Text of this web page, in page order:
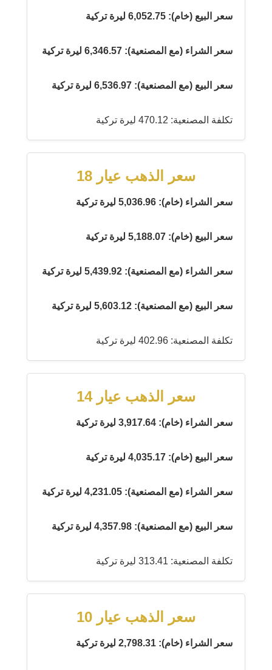
سعر البيع (خام): 6,052.75 ليرة تركية
سعر الشراء (مع المصنعية): 6,346.57 ليرة تركية
سعر البيع (مع المصنعية): 6,536.97 ليرة تركية
تكلفة المصنعية: 470.12 ليرة تركية
سعر الذهب عيار 18
سعر الشراء (خام): 5,036.96 ليرة تركية
سعر البيع (خام): 5,188.07 ليرة تركية
سعر الشراء (مع المصنعية): 5,439.92 ليرة تركية
سعر البيع (مع المصنعية): 5,603.12 ليرة تركية
تكلفة المصنعية: 402.96 ليرة تركية
سعر الذهب عيار 14
سعر الشراء (خام): 3,917.64 ليرة تركية
سعر البيع (خام): 4,035.17 ليرة تركية
سعر الشراء (مع المصنعية): 4,231.05 ليرة تركية
سعر البيع (مع المصنعية): 4,357.98 ليرة تركية
تكلفة المصنعية: 313.41 ليرة تركية
سعر الذهب عيار 10
سعر الشراء (خام): 2,798.31 ليرة تركية